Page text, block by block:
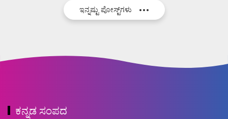
ಇನ್ನಷ್ಟು ಪೋಸ್ಟ್‌ಗಳು
ಕನ್ನಡ ಸಂಪದ